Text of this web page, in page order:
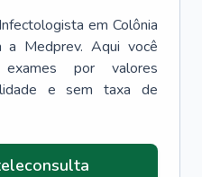
Infectologista em Colônia
a Medprev. Aqui você
por valores
e sem taxa de